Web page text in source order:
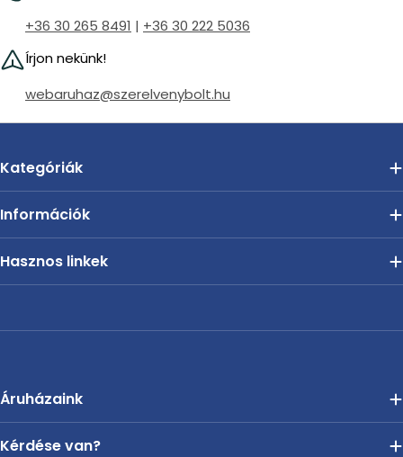
+36 30 265 8491 | +36 30 222 5036
Írjon nekünk!
webaruhaz@szerelvenybolt.hu
Kategóriák
Információk
Hasznos linkek
Áruházaink
Kérdése van?